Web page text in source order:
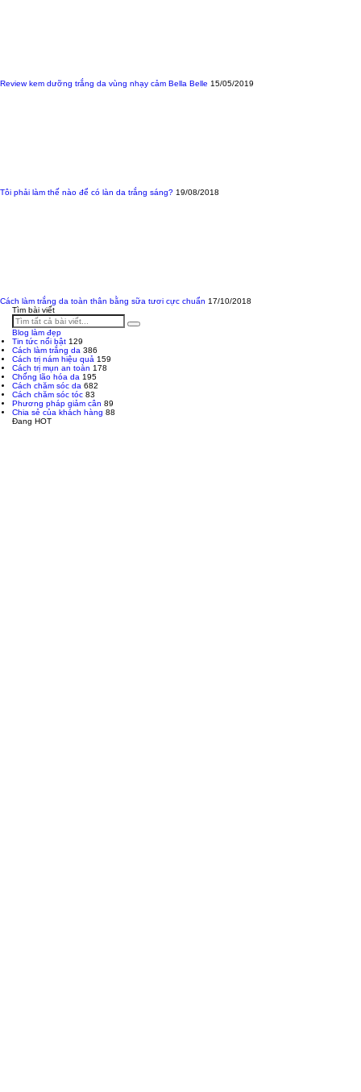
Review kem dưỡng trắng da vùng nhạy cảm Bella Belle 15/05/2019
Tôi phải làm thế nào để có làn da trắng sáng? 19/08/2018
Cách làm trắng da toàn thân bằng sữa tươi cực chuẩn 17/10/2018
Tìm bài viết
Blog làm đẹp
Tin tức nổi bật 129
Cách làm trắng da 386
Cách trị nám hiệu quả 159
Cách trị mụn an toàn 178
Chống lão hóa da 195
Cách chăm sóc da 682
Cách chăm sóc tóc 83
Phương pháp giảm cân 89
Chia sẻ của khách hàng 88
Đang HOT